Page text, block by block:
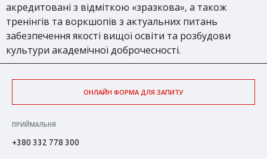
акредитовані з відміткою «зразкова», а також
тренінгів та воркшопів з актуальних питань
забезпечення якості вищої освіти та розбудови
культури академічної доброчесності.
ОНЛАЙН ФОРМА ДЛЯ ЗАПИТУ
ПРИЙМАЛЬНЯ
+380 332 778 300